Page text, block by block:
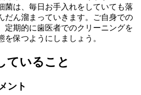
菌は、毎日お手入れをしていても落
だん溜まっていきます。ご自身での
定期的に歯医者でのクリーニングを
を保つようにしましょう。
ていること
ント